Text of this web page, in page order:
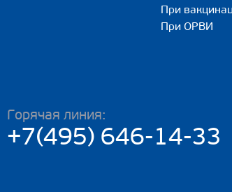
При
При ОРВИ
Горячая линия:
+7(495) 646-14-33